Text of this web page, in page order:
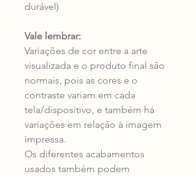
durável)
Vale lembrar:
Variações de cor entre a arte
visualizada e o produto final são
normais, pois as cores e o
contraste variam em cada
tela/dispositivo, e também há
variações em relação à imagem
impressa.
Os diferentes acabamentos
usados também podem